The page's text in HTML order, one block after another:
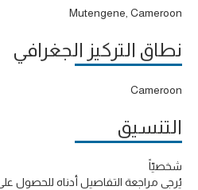
Mutengene, Cameroon
نطاق التركيز الجغرافي
Cameroon
التنسيق
شخصيّاً
يُرجى مراجعة التفاصيل أدناه للحصول